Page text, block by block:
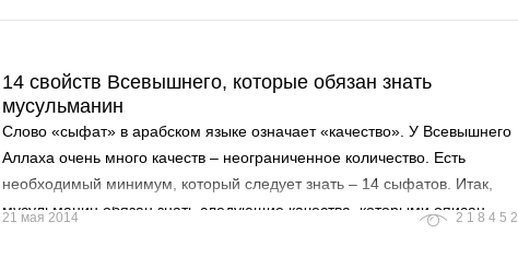
14 свойств Всевышнего, которые обязан знать
мусульманин
Слово «сыфат» в арабском языке означает «качество». У Всевышнего
Аллаха очень много качеств – неограниченное количество. Есть
необходимый минимум, который следует знать – 14 сыфатов. Итак,
мусульманин обязан знать следующие качества, которыми описан
21 мая 2014 218452